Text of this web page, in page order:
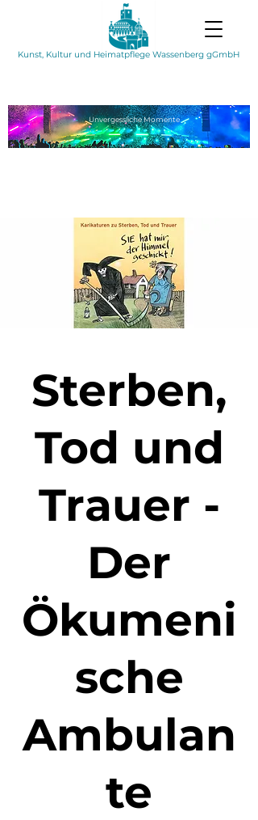
Kunst, Kultur und Heimatpflege Wassenberg gGmbH
UnvergesslicheMomente
Sterben,
Tod und
Trauer -
Der
Ökumeni
sche
Ambulan
te